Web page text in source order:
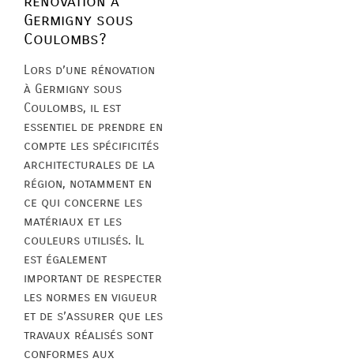
Germigny sous
Coulombs?
Lors d’une rénovation
à Germigny sous
Coulombs, il est
essentiel de prendre en
compte les spécificités
architecturales de la
région, notamment en
ce qui concerne les
matériaux et les
couleurs utilisés. Il
est également
important de respecter
les normes en vigueur
et de s’assurer que les
travaux réalisés sont
conformes aux